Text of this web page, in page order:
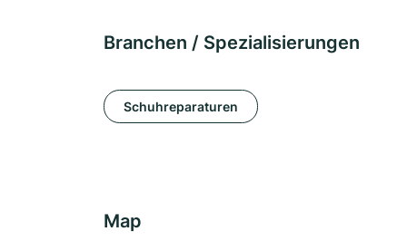
Branchen / Spezialisierungen
Schuhreparaturen
Map